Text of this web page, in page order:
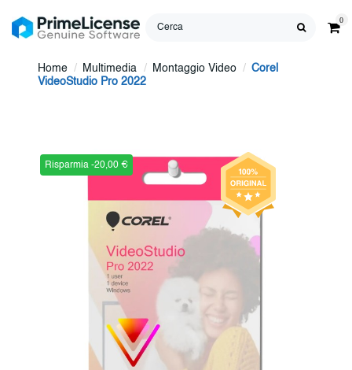
0
Home Multimedia Montaggio Video
Corel
VideoStudio Pro 2022
Risparmia -20,00 €